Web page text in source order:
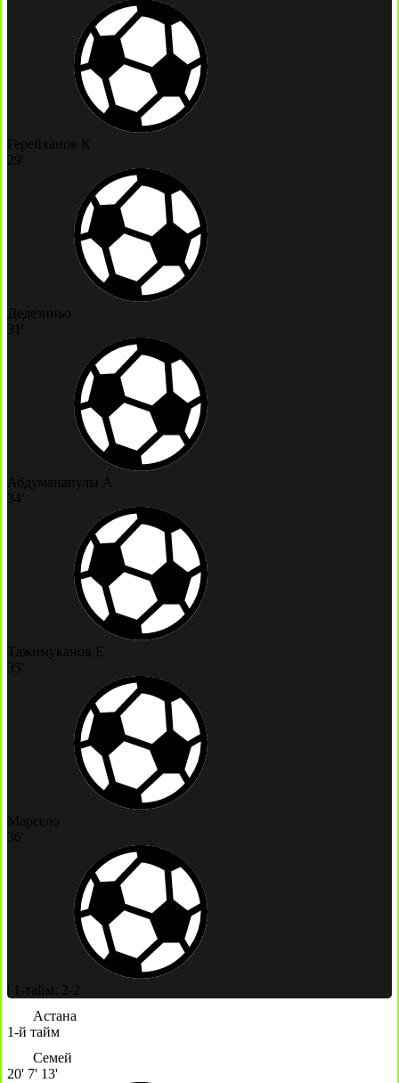
Герейханов К
29'
Дедезиньо
31'
Абдуманапулы А
34'
Тажимуканов Е
35'
Марсело
36'
1-тайм: 2-2
Астана
1-й тайм
Семей
20' 7' 13'